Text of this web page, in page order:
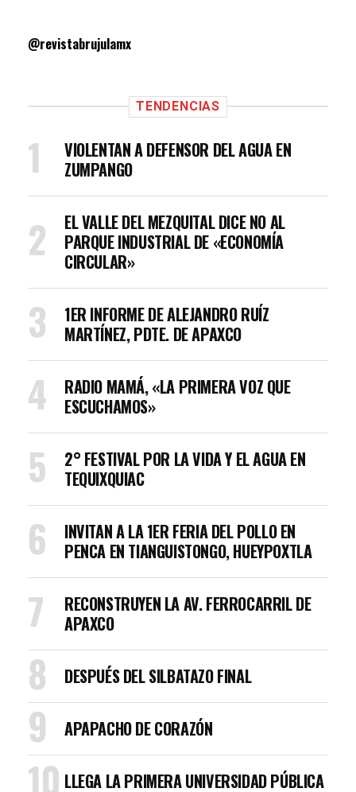
@revistabrujulamx
TENDENCIAS
VIOLENTAN A DEFENSOR DEL AGUA EN
ZUMPANGO
EL VALLE DEL MEZQUITAL DICE NO AL
PARQUE INDUSTRIAL DE «ECONOMÍA
CIRCULAR»
1ER INFORME DE ALEJANDRO RUÍZ
MARTÍNEZ, PDTE. DE APAXCO
RADIO MAMÁ, «LA PRIMERA VOZ QUE
ESCUCHAMOS»
2° FESTIVAL POR LA VIDA Y EL AGUA EN
TEQUIXQUIAC
INVITAN A LA 1ER FERIA DEL POLLO EN
PENCA EN TIANGUISTONGO, HUEYPOXTLA
RECONSTRUYEN LA AV. FERROCARRIL DE
APAXCO
DESPUÉS DEL SILBATAZO FINAL
APAPACHO DE CORAZÓN
LLEGA LA PRIMERA UNIVERSIDAD PÚBLICA